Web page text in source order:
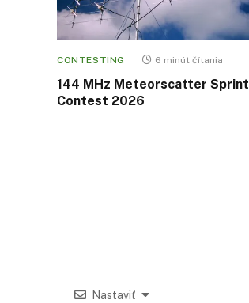
CONTESTING 6 minút čítania
144 MHz Meteorscatter Sprint
Contest 2026
Nastaviť